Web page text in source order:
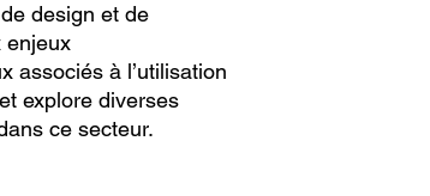
design et de
enjeux
associés à l’utilisation
explore diverses
ce secteur.